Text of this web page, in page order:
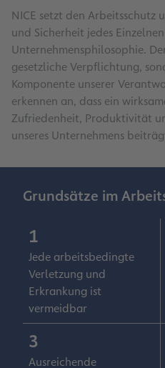
NICE setzt den Arbeitsschutz
und Sicherheit jedes
Unternehmensphilosophie.
gesetzliche Verpflichtung,
Komponente unserer
erkennen an, dass ein
Zufriedenheit, Produktivität
unseres Unternehmens
Grundsätze im
1
Jede arbeitsbedingte
Verletzung und
Erkrankung ist
vermeidbar
3
Ausreichende